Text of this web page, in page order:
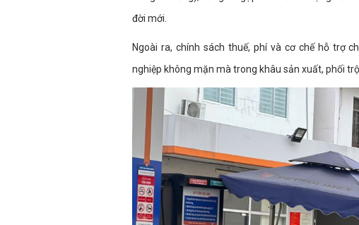
đời mới.
Ngoài ra, chính sách thuế, phí và cơ chế hỗ trợ
nghiệp không mặn mà trong khâu sản xuất, phối